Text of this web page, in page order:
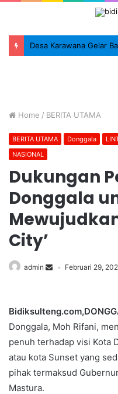
Home / BERITA UTAMA
BERITA UTAMA Donggala
NASIONAL
Dukungan
Donggala
City’
admin Februari 29,
Donggala, Moh Rifani,
penuh terhadap visi Kota
atau kota Sunset yang
pihak termaksud
Mastura.